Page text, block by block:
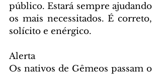
público. Estará sempre ajudando
os mais necessitados. É correto,
solícito e enérgico.
Alerta
Os nativos de Gêmeos passam o